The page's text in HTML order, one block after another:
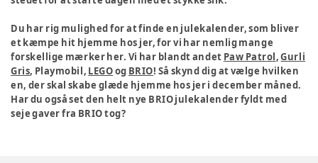
Du har rig mulighed for at finde en julekalender, som bliver
et kæmpe hit hjemme hos jer, for vi har nemlig mange
forskellige mærker her. Vi har blandt andet Paw Patrol,Gurli
Gris, Playmobil, LEGOog BRIO! Så skynd dig at vælge hvilken
en, der skal skabe glæde hjemme hos jer i december måned.
Har du også set den helt nye BRIO julekalender fyldt med
seje gaver fra BRIO tog?